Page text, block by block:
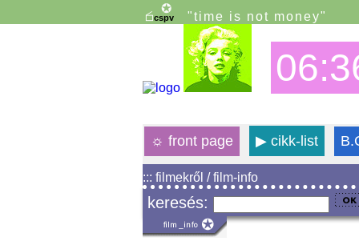
"time is not money"
☼ front page ▶cikk-list
::: filmekről / film-info
keresés: